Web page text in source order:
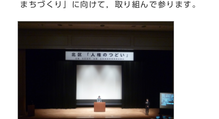
まちづくり」に向けて，取り組んで参ります。